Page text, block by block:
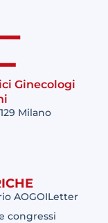
Ginecologi
Milano
AOGOILetter
congressi